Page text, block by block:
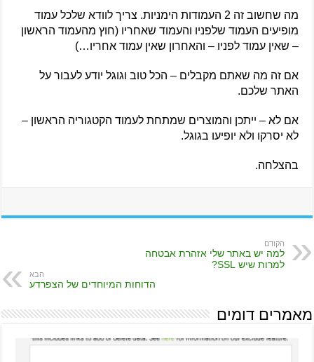
מה שחשוב זה 2 העמודות הימניות. צריך לוודא שלכל עמוד
מופיעים העמוד שלפניו והעמוד שאחריו (חוץ מהעמוד הראשון
– שאין עמוד לפניו – והאחרון שאין עמוד אחריו…)
אם זה מה שאתם מקבלים – הכל טוב וגוגל יודע לעבור על
האתר שלכם.
אם לא – ייתכן והמוצרים שמתחת לעמוד הקטגוריה הראשון –
לא יסרקו ולא יופיעו בגוגל.
בהצלחה.
הקודם
למה יש באתר שלי אזהרת אבטחה
למרות שיש SSL?
הבא
הדוחות המיוחדים של הצפרדע
מאמרים דומים